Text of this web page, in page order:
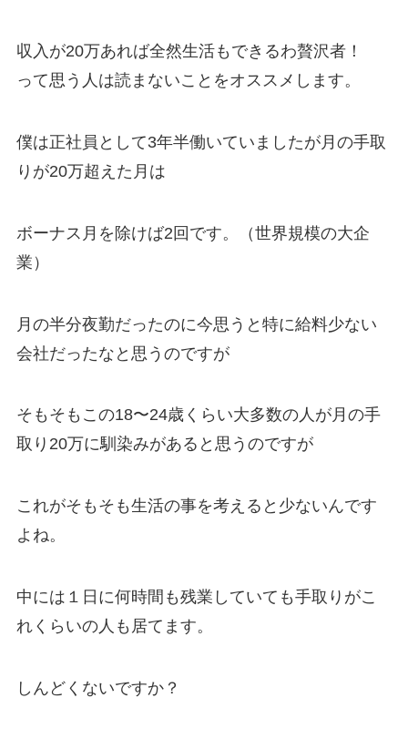
収入が20万あれば全然生活もできるわ贅沢者！
って思う人は読まないことをオススメします。
僕は正社員として3年半働いていましたが月の手取
りが20万超えた月は
ボーナス月を除けば2回です。（世界規模の大企
業）
月の半分夜勤だったのに今思うと特に給料少ない
会社だったなと思うのですが
そもそもこの18〜24歳くらい大多数の人が月の手
取り20万に馴染みがあると思うのですが
これがそもそも生活の事を考えると少ないんです
よね。
中には１日に何時間も残業していても手取りがこ
れくらいの人も居てます。
しんどくないですか？